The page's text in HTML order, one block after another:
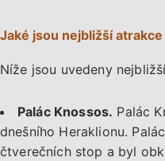
Jaké jsou nejbližší
Níže jsou uvedeny
Palác Knossos. Palác
dnešního Heraklionu.
čtverečních stop a byl